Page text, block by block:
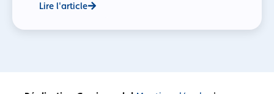
Lire l'article